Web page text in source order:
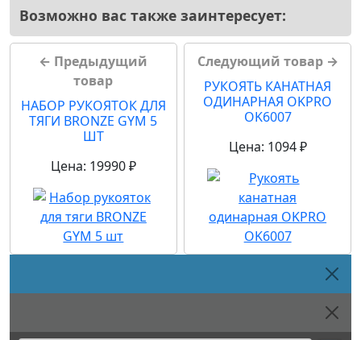
Возможно вас также заинтересует:
← Предыдущий
товар
НАБОР РУКОЯТОК ДЛЯ
ТЯГИ BRONZE GYM 5
ШТ
Цена: 19990 ₽
Следующий товар →
РУКОЯТЬ КАНАТНАЯ
ОДИНАРНАЯ OKPRO
OK6007
Цена: 1094 ₽